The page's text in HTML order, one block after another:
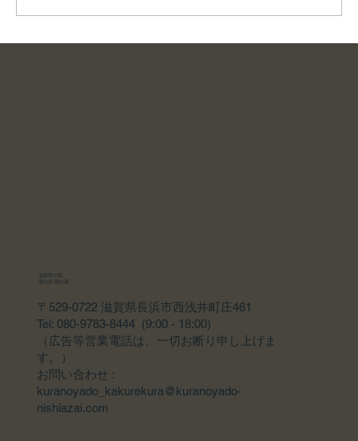
滋賀県の宿
蔵の宿 隠れ蔵
〒529-0722 滋賀県長浜市西浅井町庄461
Tel: 080-9783-8444 (9:00 - 18:00)
（広告等営業電話は、一切お断り申し上げま
す。）
​お問い合わせ :
kuranoyado_kakurekura@kuranoyado-
nishiazai.com